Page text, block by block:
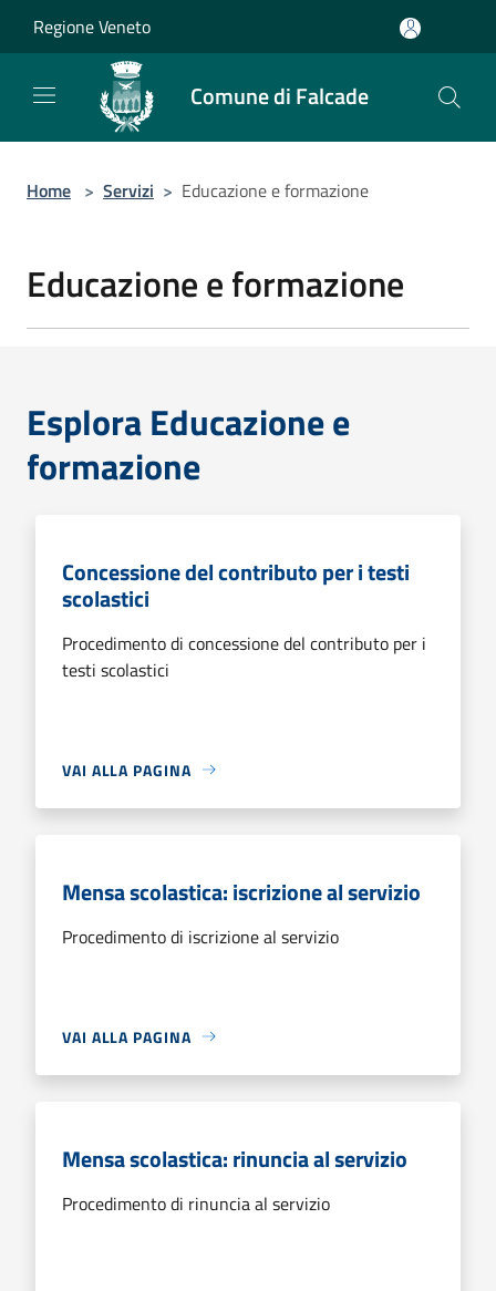
Regione Veneto
Comune di Falcade
Home > Servizi > Educazione e formazione
Educazione e formazione
Esplora Educazione e
formazione
Concessione del contributo per i testi
scolastici
Procedimento di concessione del contributo per i
testi scolastici
VAI ALLA PAGINA
Mensa scolastica: iscrizione al servizio
Procedimento di iscrizione al servizio
VAI ALLA PAGINA
Mensa scolastica: rinuncia al servizio
Procedimento di rinuncia al servizio